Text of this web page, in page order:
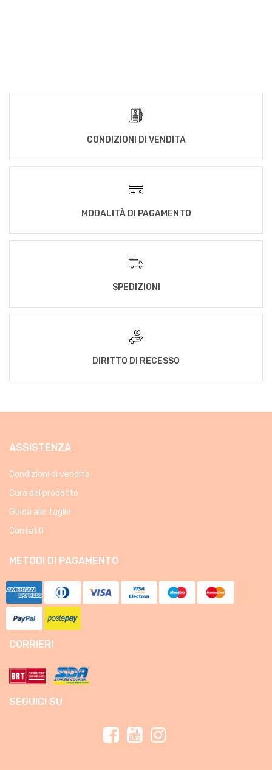
CONDIZIONI DI VENDITA
MODALITÀ DI PAGAMENTO
SPEDIZIONI
DIRITTO DI RECESSO
ASSISTENZA
Condizioni di vendita
Cura del prodotto
Guida alle taglie
Contatti
METODI DI PAGAMENTO
CORRIERI
SEGUICI SU